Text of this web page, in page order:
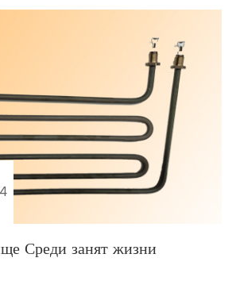
Среди занят жизни